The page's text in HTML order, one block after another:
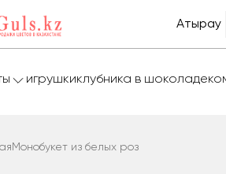
Атырау
игрушкиклубника в шоколаде
Монобукет из белых роз